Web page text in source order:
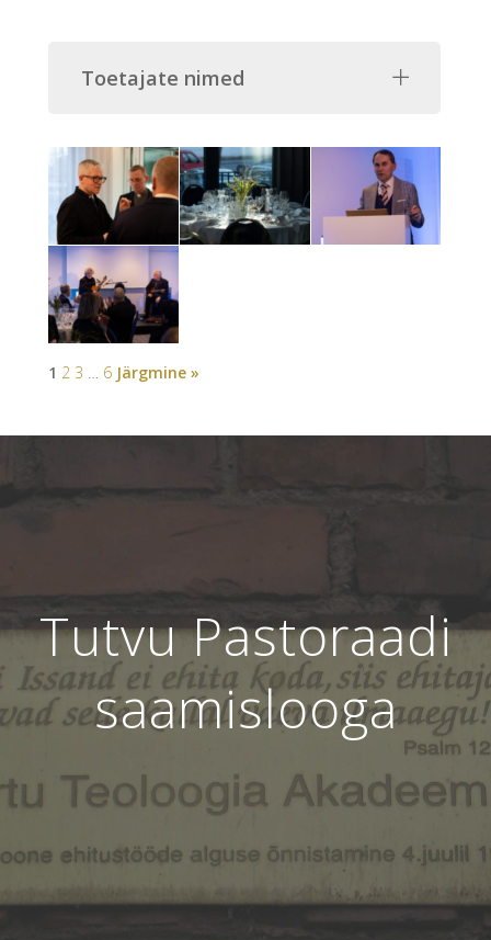
Toetajate nimed
1 2 3 … 6 Järgmine »
Tutvu Pastoraadi
saamislooga